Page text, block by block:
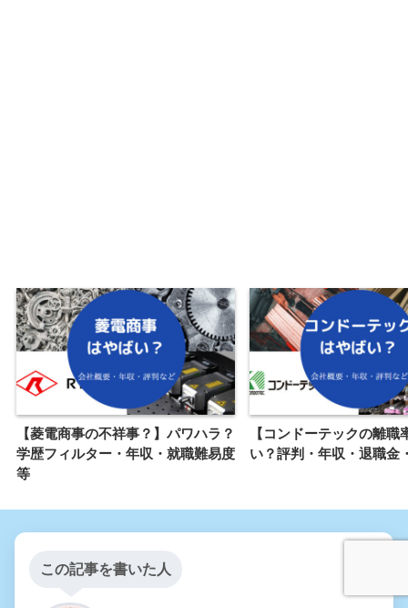
【菱電商事の不祥事？】パワハラ？
学歴フィルター・年収・就職難易度
等
【コンドーテックの離職
い？評判・年収・退職金
この記事を書いた人